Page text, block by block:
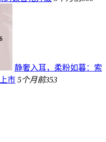
静奢入耳，柔粉如暮：索
市 5个月前353